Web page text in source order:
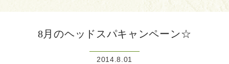
8月のヘッドスパキャンペーン☆
2014.8.01